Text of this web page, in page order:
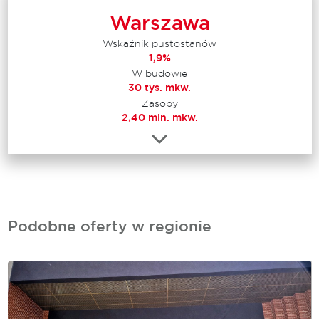
Warszawa
Wskaźnik pustostanów
1,9%
W budowie
30 tys. mkw.
Zasoby
2,40 mln. mkw.
Podobne oferty w regionie